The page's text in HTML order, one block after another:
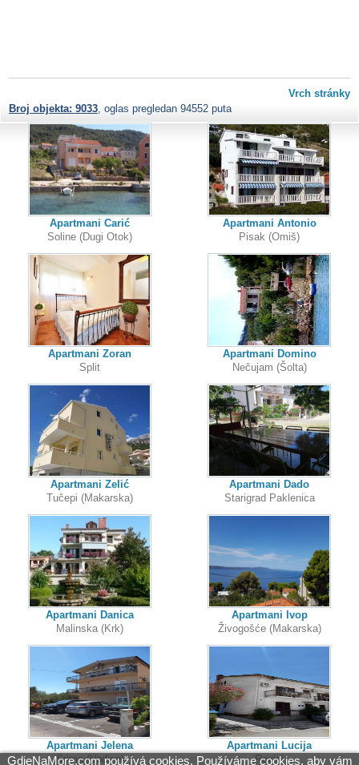
Vrch stránky
Broj objekta: 9033 , oglas pregledan 94552 puta
Apartmani Carić
Soline (Dugi Otok)
Apartmani Zoran
Split
Apartmani Zelić
Tučepi (Makarska)
Apartmani Danica
Malinska (Krk)
Apartmani Jelena
Srima (Vodice)
Apartmani Antonio
Pisak (Omiš)
Apartmani Domino
Nečujam (Šolta)
Apartmani Dado
Starigrad Paklenica
Apartmani Ivop
Živogošće (Makarska)
Apartmani Lucija
Rovinj
GdjeNaMore.com používá cookies. Používáme cookies, aby vám